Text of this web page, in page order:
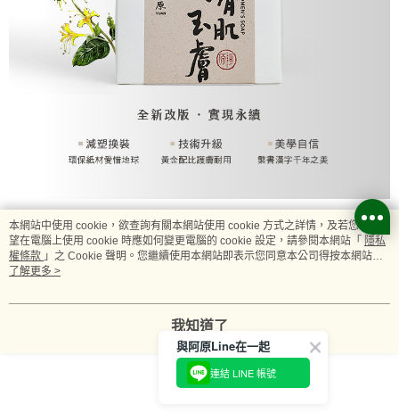
本網站中使用 cookie，欲查詢有關本網站使用 cookie 方式之詳情，及若您不希
望在電腦上使用 cookie 時應如何變更電腦的 cookie 設定，請參閱本網站「 隱私
權條款 」之 Cookie 聲明。您繼續使用本網站即表示您同意本公司得按本網站使
用條款之 Cookie 聲明使用 cookie。
了解更多 >
我知道了
與阿原Line在一起
連結 LINE 帳號